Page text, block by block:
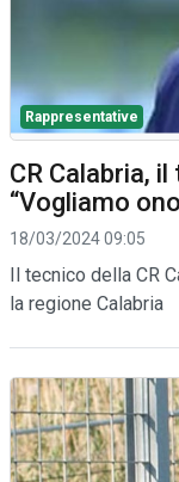
Rappresentative
CR Calabria,
“Vogliamo
18/03/2024 09:05
Il tecnico della CR
la regione Calabria